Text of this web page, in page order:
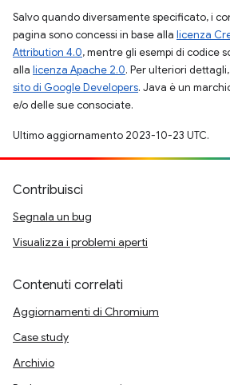
Salvo quando diversamente specificato, i
pagina sono concessi in base alla licenza
Attribution 4.0, mentre gli esempi di codice
alla licenza Apache 2.0. Per ulteriori
sito di Google Developers. Java è un
e/o delle sue consociate.
Ultimo aggiornamento 2023-10-23 UTC.
Contribuisci
Segnala un bug
Visualizza i problemi aperti
Contenuti correlati
Aggiornamenti di Chromium
Case study
Archivio